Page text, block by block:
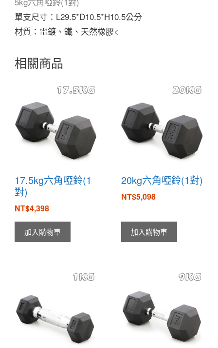
單支尺寸：L29.5*D10.5*H10.5公分
材質：電鍍、鐵、天然橡膠<
相關商品
17.5kg六角啞鈴(1
對)
NT$4,398
加入購物車
20kg六角啞鈴(1對)
NT$5,098
加入購物車